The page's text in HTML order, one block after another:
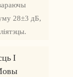
28±3 дБ,
І